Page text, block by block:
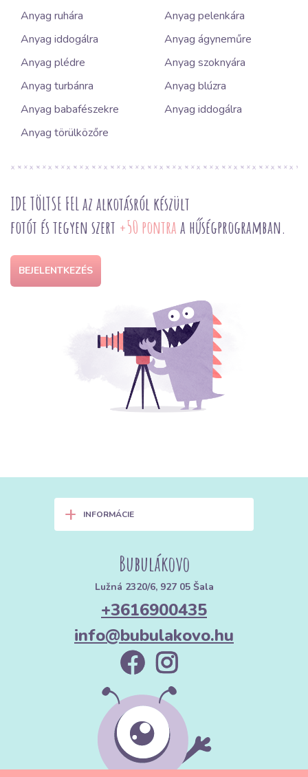
Anyag ruhára
Anyag pelenkára
Anyag iddogálra
Anyag ágyneműre
Anyag plédre
Anyag szoknyára
Anyag turbánra
Anyag blúzra
Anyag babafészekre
Anyag iddogálra
Anyag törülközőre
IDE TÖLTSE FEL az alkotásról készült
fotót és tegyen szert +50 pontraa hűségprogramban.
BEJELENTKEZÉS
+ INFORMÁCIE
Bubulákovo
Lužná 2320/6, 927 05 Šala
+3616900435
info@bubulakovo.hu